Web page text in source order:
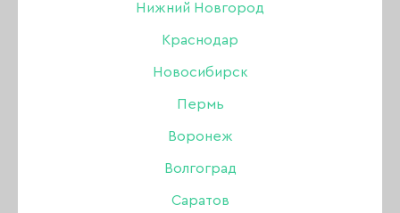
Нижний Новгород
Краснодар
Новосибирск
Пермь
Воронеж
Волгоград
Саратов